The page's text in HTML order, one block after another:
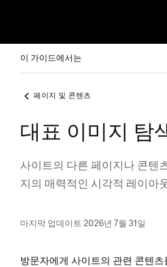
이 가이드에서는
페이지 및 콘텐츠
대표 이미지 탐
사이트의 다른 페이지나 콘텐
지의 매력적인 시각적 레이아
마지막 업데이트 2026년 7월 31일
방문자에게 사이트의 관련 콘텐